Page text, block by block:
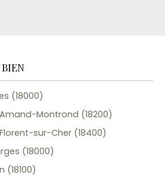
(18000)
Montrond (18200)
sur-Cher (18400)
(18000)
(18100)